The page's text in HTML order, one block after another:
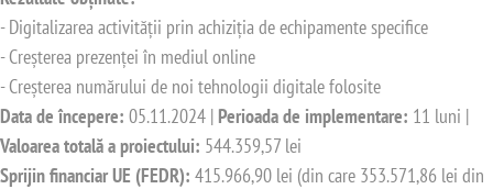
- Digitalizarea activității prin achiziția de echipamente specifice
- Creșterea prezenței în mediul online
- Creșterea numărului de noi tehnologii digitale folosite
Data de începere: 05.11.2024 | Perioada de implementare: 11 luni |
Valoarea totală a proiectului: 544.359,57 lei
Sprijin financiar UE (FEDR): 415.966,90 lei (din care 353.571,86 lei din